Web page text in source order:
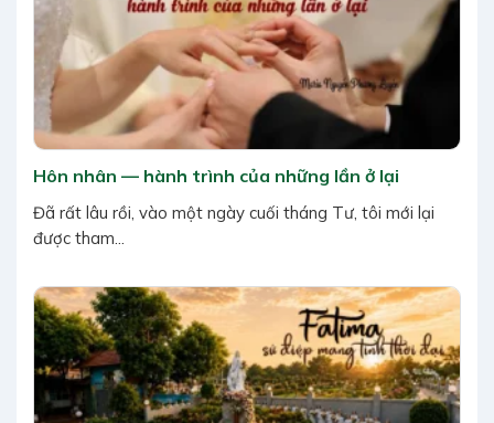
Hôn nhân — hành trình của những lần ở lại
Đã rất lâu rồi, vào một ngày cuối tháng Tư, tôi mới lại
được tham...